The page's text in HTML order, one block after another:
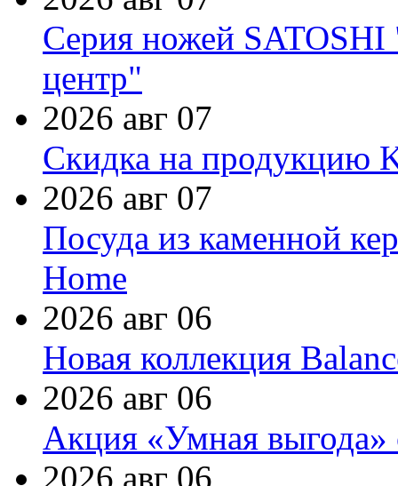
Серия ножей
центр"
2026 авг 07
Скидка на продукцию
2026 авг 07
Посуда из каменной
Home
2026 авг 06
Новая коллекция
2026 авг 06
Акция «Умная выгода»
2026 авг 06